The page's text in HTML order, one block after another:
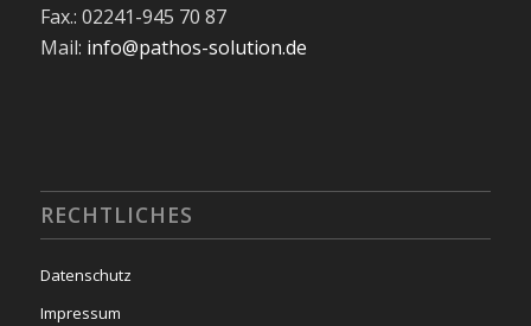
Fax.: 02241-945 70 87
Mail: info@pathos-solution.de
RECHTLICHES
Datenschutz
Impressum